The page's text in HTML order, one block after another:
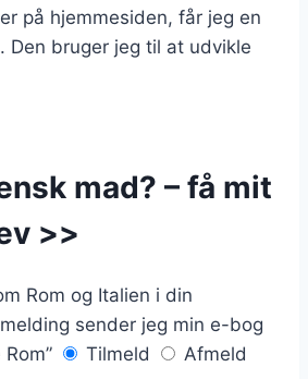
på hjemmesiden, får jeg en
Den bruger jeg til at udvikle
mad? – få mit
>>
Rom og Italien i din
sender jeg min e-bog
Tilmeld Afmeld